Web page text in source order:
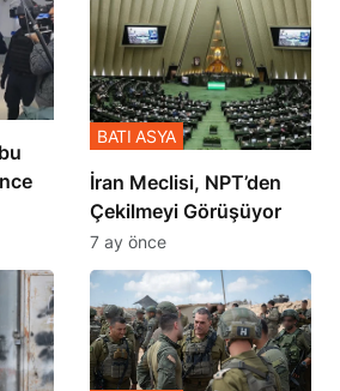
İran Meclisi, NPT’den
Çekilmeyi Görüşüyor
BATI ASYA
7 ay önce